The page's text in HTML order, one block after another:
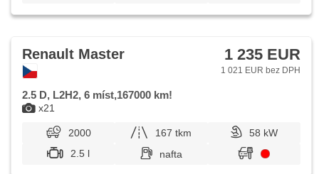
x21
Renault Master 1 235 EUR
1 021 EUR bez DPH
2.5 D, L2H2, 6 míst,167000 km!
2000 167 tkm
58 kW
2.5 l
nafta